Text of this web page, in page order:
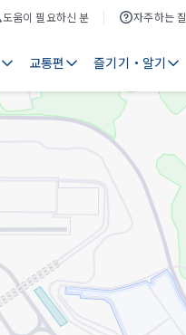
도움이 필요하신 분 자주하는
교통편 즐기기・알기